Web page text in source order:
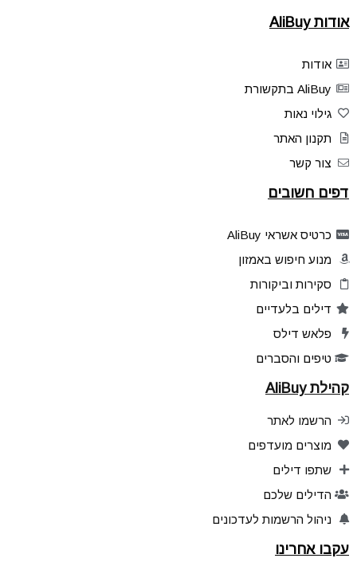
אודות AliBuy
אודות
AliBuy בתקשורת
גילוי נאות
תקנון האתר
צור קשר
דפים חשובים
כרטיס אשראי AliBuy
מנוע חיפוש באמזון
סקירות וביקורות
דילים בלעדיים
פלאש דילס
טיפים והסברים
קהילת AliBuy
הרשמו לאתר
מוצרים מועדפים
שתפו דילים
הדילים שלכם
ניהול הרשמות לעדכונים
עקבו אחרינו